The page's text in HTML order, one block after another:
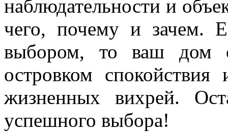
наблюдательности и
чего, почему и зачем.
выбором, то ваш дом
островком
жизненных вихрей.
успешного выбора!